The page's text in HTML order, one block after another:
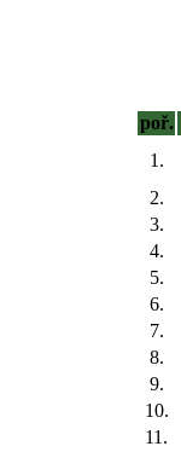
poř.
1.
2.
3.
4.
5.
6.
7.
8.
9.
10.
11.